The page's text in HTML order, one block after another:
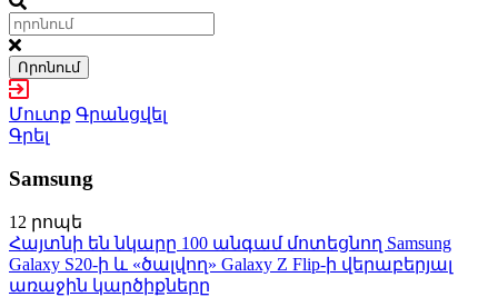
Որոնում
Մուտք Գրանցվել
Գրել
Samsung
12 րոպե
Հայտնի են նկարը 100 անգամ մոտեցնող Samsung
Galaxy S20-ի և «ծալվող» Galaxy Z Flip-ի վերաբերյալ
առաջին կարծիքները